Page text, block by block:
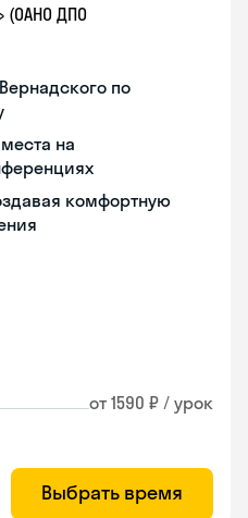
(ОАНО ДПО
по
на
комфортную
от 1590 ₽ / урок
Выбрать время